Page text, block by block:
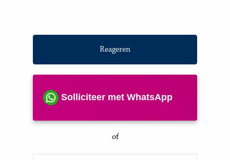
Reageren
Solliciteer met WhatsApp
of